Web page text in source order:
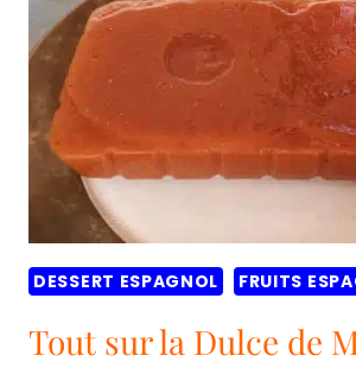
PAYS
BASQUE
DESSERT ESPAGNOL FRUITS
Tout sur la Dulce de